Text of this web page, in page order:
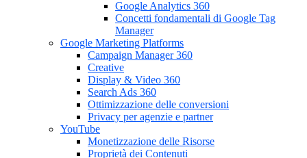
Google Analytics 360
Concetti fondamentali di Google Tag
Manager
Google Marketing Platforms
Campaign Manager 360
Creative
Display & Video 360
Search Ads 360
Ottimizzazione delle conversioni
Privacy per agenzie e partner
YouTube
Monetizzazione delle Risorse
Proprietà dei Contenuti